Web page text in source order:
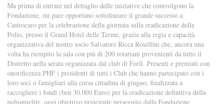
Ma prima di entrare nel dettaglio delle iniziative che coinvolgono la
Fondazione, mi pare opportuno sottolineare il grande successo a
Castrocaro per la celebrazione della giornata sulla eradicazione della
Polio, presso il Grand Hotel delle Terme, grazie alla regia e capacità
organizzativa del nostro socio Salvatore Ricca Rosellini che, ancora una
volta ha riempito la sala con più di 200 rotariani provenienti da tutto il
Distretto nella serata organizzata dal club di Forlì. Presenti e premiati con
onorificenza PHF i presidenti di tutti i Club che hanno partecipato con i
loro soci o famigliari alla corsa cittadina di giugno, finalizzata a
raccogliere i fondi (ben 30.000 Euro) per la eradicazione definitiva della
poliomielite, oggi obiettivo principale perseguito dalla Fondazione.